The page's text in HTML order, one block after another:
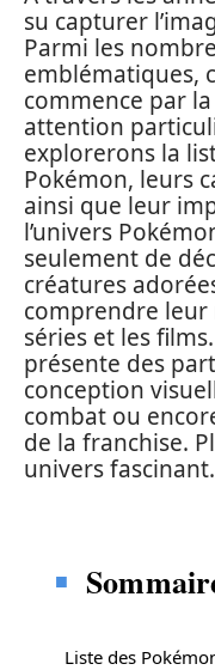
su capturer
Parmi les
emblématiques,
commence par
attention
explorerons la
Pokémon, leurs
ainsi que leur
l’univers
seulement de
créatures
comprendre leur
séries et les
présente des
conception
combat ou
de la franchise.
univers fascinant.
Liste des